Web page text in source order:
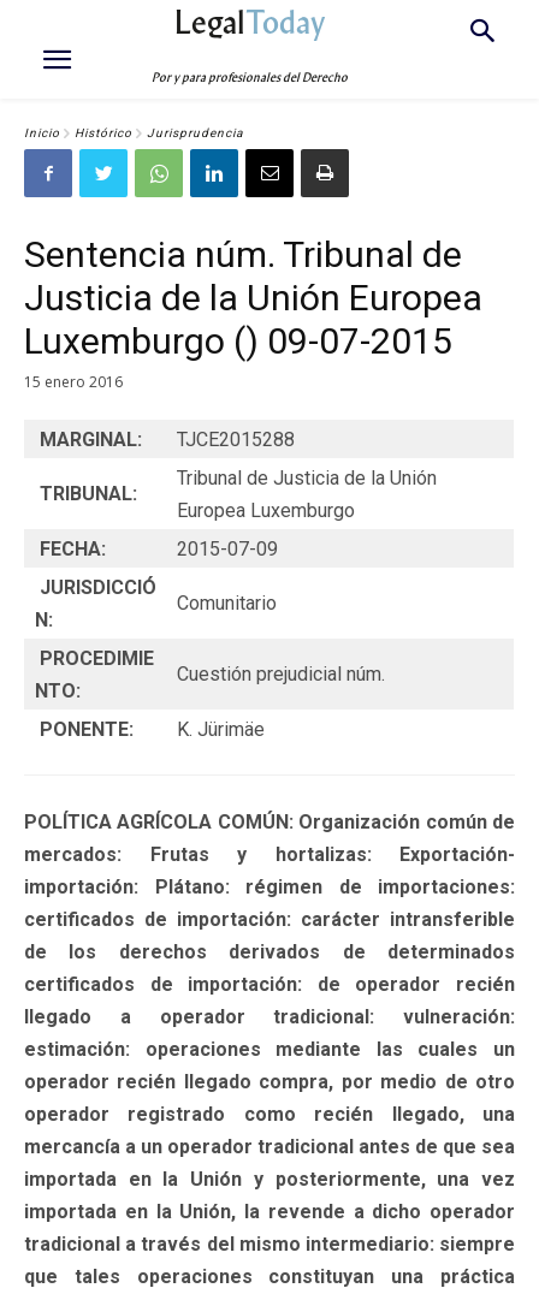
LegalToday
Por y para profesionales del Derecho
Inicio Histórico Jurisprudencia
Sentencia núm. Tribunal de
Justicia de la Unión Europea
Luxemburgo () 09-07-2015
15 enero 2016
MARGINAL: TJCE2015288
TRIBUNAL:
Tribunal de Justicia de la Unión
Europea Luxemburgo
FECHA:
2015-07-09
JURISDICCIÓ
N:
Comunitario
PROCEDIMIE
NTO:
Cuestión prejudicial núm.
PONENTE: K. Jürimäe
POLÍTICA AGRÍCOLA COMÚN: Organización común de
mercados: Frutas y hortalizas: Exportación-
importación: Plátano: régimen de importaciones:
certificados de importación: carácter intransferible
de los derechos derivados de determinados
certificados de importación: de operador recién
llegado a operador tradicional: vulneración:
estimación: operaciones mediante las cuales un
operador recién llegado compra, por medio de otro
operador registrado como recién llegado, una
mercancía a un operador tradicional antes de que sea
importada en la Unión y posteriormente, una vez
importada en la Unión, la revende a dicho operador
tradicional a través del mismo intermediario: siempre
que tales operaciones constituyan una práctica